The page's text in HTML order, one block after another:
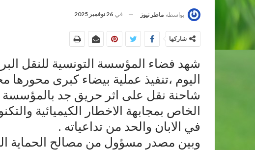
بواسطة ماطر نيوز في 26 نوفمبر 2025
شاركها
شهد فضاء المؤسسة التونسية للنقل
اليوم ،تنفيذ عملية بيضاء كبرى
شاحنة نقل على اثر حريق جد
الخاص بمجابهة الاخطار الكيميائية
في الابان والحد من تداعياته .
وبين مصدر مسؤول من مصالح الحماية